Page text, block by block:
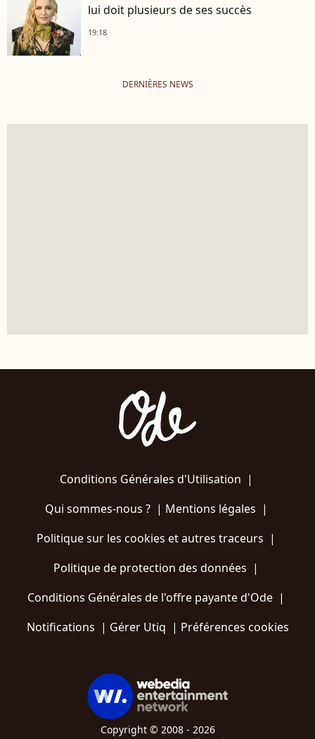
lui doit plusieurs de ses succès
19:18
DERNIÈRES NEWS
Conditions Générales d'Utilisation |
Qui sommes-nous ?| Mentions légales |
Politique sur les cookies et autres traceurs |
Politique de protection des données |
Conditions Générales de l'offre payante d'Ode |
Notifications | Gérer Utiq | Préférences cookies
Copyright © 2008 - 2026